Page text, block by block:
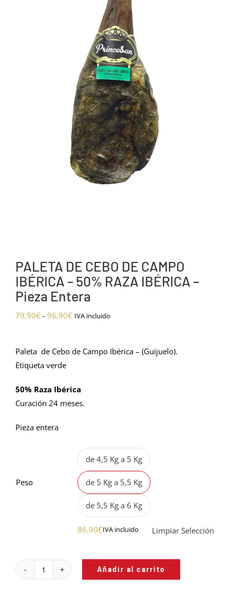
PALETA DE CEBO DE CAMPO
IBÉRICA – 50% RAZA IBÉRICA –
Pieza Entera
79,90€ - 96,90€ Rango
desde
IVA incluido
Paleta de Cebo de Campo Ibérica – (Guijuelo).
Etiqueta verde
50% Raza Ibérica
Curación 24 meses.
Pieza entera
Peso
de 4,5 Kg a 5 Kg
de 5 Kg a 5,5 Kg
de 5,5 Kg a 6 Kg
86,90€IVA incluido Limpiar Selección
PALETA
Añadir al carrito